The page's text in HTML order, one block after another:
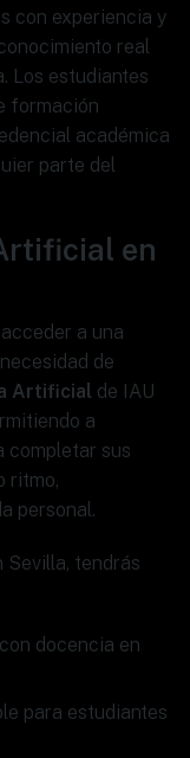
con experiencia y
real
Los estudiantes
formación
académica
parte del
en
a una
de
Artificial de IAU
a
completar sus
ritmo,
personal.
Sevilla, tendrás
docencia en
para estudiantes